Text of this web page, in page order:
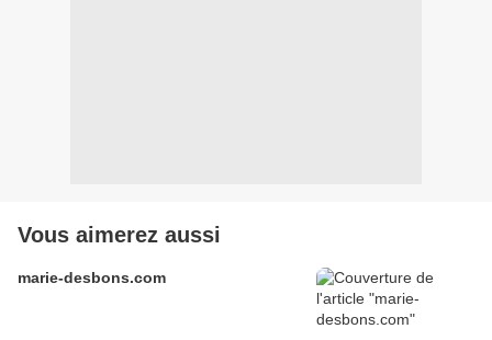
Vous aimerez aussi
marie-desbons.com